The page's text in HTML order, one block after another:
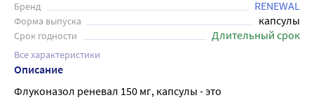
Бренд RENEWAL
Форма выпуска капсулы
Срок годности Длительный срок
Все характеристики
Описание
Флуконазол реневал 150 мг, капсулы - это